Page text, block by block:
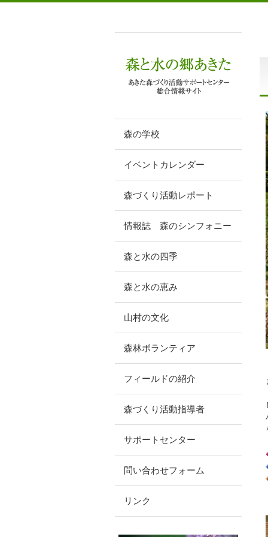
森の学校
イベントカレンダー
森づくり活動レポート
情報誌 森のシンフォニー
森と水の四季
森と水の恵み
山村の文化
森林ボランティア
フィールドの紹介
森づくり活動指導者
サポートセンター
問い合わせフォーム
リンク